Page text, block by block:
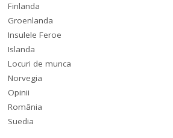
Finlanda
Groenlanda
Insulele Feroe
Islanda
Locuri de munca
Norvegia
Opinii
România
Suedia